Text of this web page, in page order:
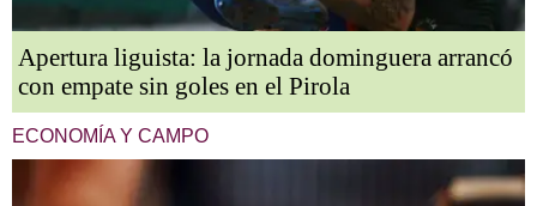
Apertura liguista: la jornada dominguera arrancó
con empate sin goles en el Pirola
ECONOMÍA Y CAMPO